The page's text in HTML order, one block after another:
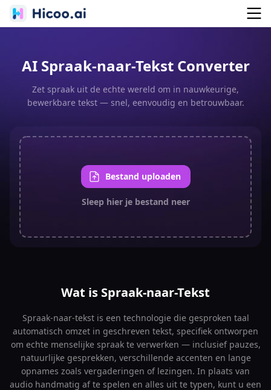
AI Spraak-naar-Tekst Converter
Zet spraak uit de echte wereld om in nauwkeurige,
bewerkbare tekst — snel, eenvoudig en betrouwbaar.
Bestand uploaden
Sleep hier je bestand neer
Wat is Spraak-naar-Tekst
Spraak-naar-tekst is een technologie die gesproken taal
automatisch omzet in geschreven tekst, specifiek ontworpen
om echte menselijke spraak te verwerken — inclusief pauzes,
natuurlijke gesprekken, verschillende accenten en lange
opnames zoals vergaderingen of lezingen. In plaats van
audio handmatig af te spelen en alles uit te typen, kunt u een